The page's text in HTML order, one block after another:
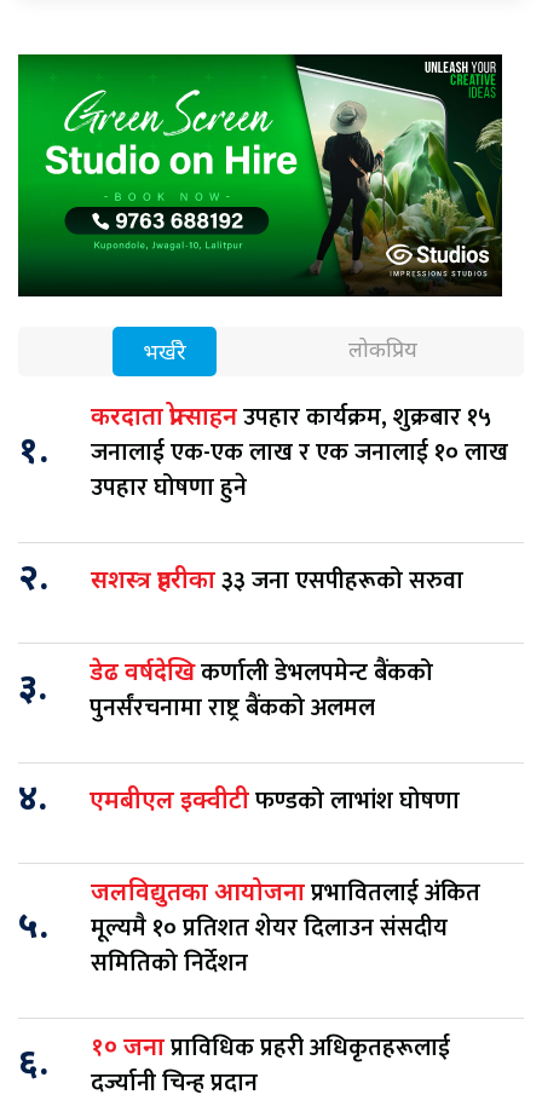
भर्खरै लोकप्रिय
१.
करदाता प्रोत्साहनउपहार कार्यक्रम, शुक्रबार १५
जनालाई एक-एक लाख र एक जनालाई १० लाख
उपहार घोषणा हुने
२. सशस्त्र प्रहरीका३३ जना एसपीहरूको सरुवा
३. डेढ वर्षदेखिकर्णाली डेभलपमेन्ट बैंकको
पुनर्संरचनामा राष्ट्र बैंकको अलमल
४. एमबीएल इक्वीटीफण्डको लाभांश घोषणा
५.
जलविद्युतका आयोजनाप्रभावितलाई अंकित
मूल्यमै १० प्रतिशत शेयर दिलाउन संसदीय
समितिको निर्देशन
६. १० जनाप्राविधिक प्रहरी अधिकृतहरूलाई
दर्ज्यानी चिन्ह प्रदान